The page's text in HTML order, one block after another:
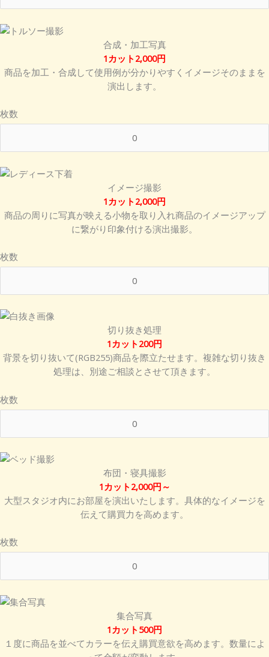
合成・加工写真
1カット2,000円
商品を加工・合成して使用例が分かりやすくイメージそのままを
演出します。
枚数
イメージ撮影
1カット2,000円
商品の周りに写真が映える小物を取り入れ商品のイメージアップ
に繋がり印象付ける演出撮影。
枚数
切り抜き処理
1カット200円
背景を切り抜いて(RGB255)商品を際立たせます。複雑な切り抜き
処理は、別途ご相談とさせて頂きます。
枚数
布団・寝具撮影
1カット2,000円～
大型スタジオ内にお部屋を演出いたします。具体的なイメージを
伝えて購買力を高めます。
枚数
集合写真
1カット500円
１度に商品を並べてカラーを伝え購買意欲を高めます。数量によ